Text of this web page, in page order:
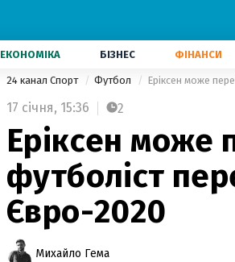
ЕКОНОМІКА БІЗНЕС ФІНАНСИ
24 канал Спорт Футбол Еріксен може
17 січня, 15:36 2
Еріксен може
футболіст
Євро-2020
Михайло Гема